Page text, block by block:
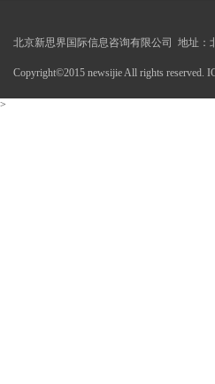
北京新思界国际信息咨询有限公司 地址：
Copyright©2015 newsijie All rights
>